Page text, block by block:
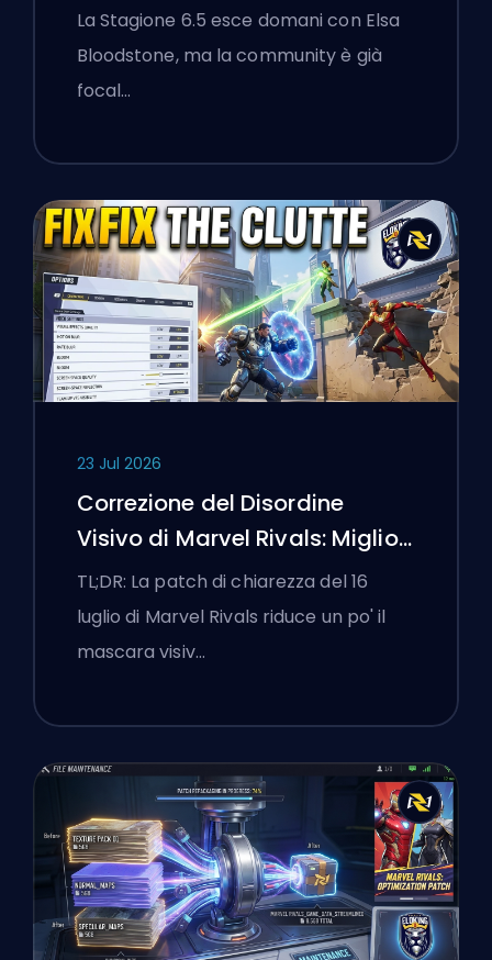
Black Cat, White Fox e l'Evento
Monsters Take Manhattan
La Stagione 6.5 esce domani con Elsa
Bloodstone, ma la community è già
focal…
23 Jul 2026
Correzione del Disordine
Visivo di Marvel Rivals: Migliori
Impostazioni Competitive
Dopo la Patch del 16 Luglio
TL;DR: La patch di chiarezza del 16
luglio di Marvel Rivals riduce un po' il
mascara visiv…